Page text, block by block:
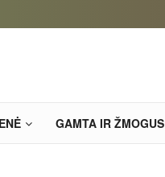
GAMTA IR ŽMOGUS